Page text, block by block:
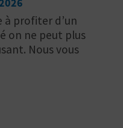
à profiter d’un
on ne peut plus
Nous vous